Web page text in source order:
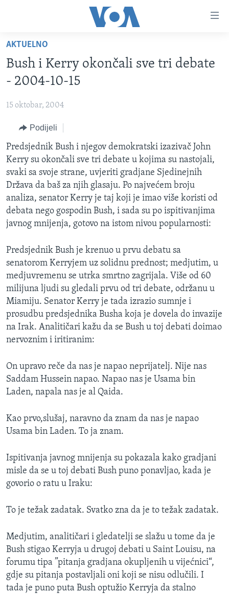
glavni
sadržaj
Pređi
glavnu
pretragu
TV PROGRAM
VIJESTI
SJEDINJENE AMERIČKE DRŽAVE
BOSNA I HERCEGOVINA
SVIJET
NAUKA I TEHNOLOGIJA
SPECIJALNI PROJEKTI
KORUPCIJA
SLOBODA MEDIJA
ŽENSKA STRANA
IZBJEGLIČKA STRANA
O GLASU AMERIKE
Learning English
PRATITE NAS
AKTUELNO
Bush i Kerry okončali sve tri debate
- 2004-10-15
15 oktobar, 2004
Podijeli
Predsjednik Bush i njegov demokratski izazivač John
Kerry su okončali sve tri debate u kojima su nastojali,
svaki sa svoje strane, uvjeriti gradjane Sjedinejnih
Država da baš za njih glasaju. Po najvećem broju
analiza, senator Kerry je taj koji je imao više koristi od
debata nego gospodin Bush, i sada su po ispitivanjima
javnog mnijenja, gotovo na istom nivou popularnosti:
Predsjednik Bush je krenuo u prvu debatu sa
senatorom Kerryjem uz solidnu prednost; medjutim, u
medjuvremenu se utrka smrtno zagrijala. Više od 60
milijuna ljudi su gledali prvu od tri debate, održanu u
Miamiju. Senator Kerry je tada izrazio sumnje i
prosudbu predsjednika Busha koja je dovela do invazije
na Irak. Analitičari kažu da se Bush u toj debati doimao
nervoznim i iritiranim:
On upravo reče da nas je napao neprijatelj. Nije nas
Saddam Hussein napao. Napao nas je Usama bin
Laden, napala nas je al Qaida.
Kao prvo,slušaj, naravno da znam da nas je napao
Usama bin Laden. To ja znam.
Ispitivanja javnog mnijenja su pokazala kako gradjani
misle da se u toj debati Bush puno ponavljao, kada je
govorio o ratu u Iraku:
To je težak zadatak. Svatko zna da je to težak zadatak.
Medjutim, analitičari i gledatelji se slažu u tome da je
Bush stigao Kerryja u drugoj debati u Saint Louisu, na
forumu tipa ”pitanja gradjana okupljenih u vijećnici“,
gdje su pitanja postavljali oni koji se nisu odlučili. I
tada je puno puta Bush optužio Kerryja da stalno